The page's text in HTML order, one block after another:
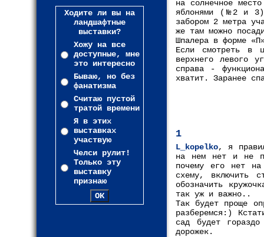
Ходите ли вы на
ландшафтные
выставки?
Хожу на все
доступные, мне
это интересно
Бываю, но без
фанатизма
Считаю пустой
тратой времени
Я в этих
выставках
участвую
Челси рулит!
Только эту
выставку
признаю
на солнечное
яблонями (№2 и 3)
забором 2 метра
же там можно
Шпалера в форме
Если смотреть в
верхнего левого
справа -
хватит. Заранее
1
L_kopelko, я
на нем нет и не
почему его нет на
схему, включить
обозначить
так уж и важно..
Так будет проще
разберемся:)
сад будет
дорожек.